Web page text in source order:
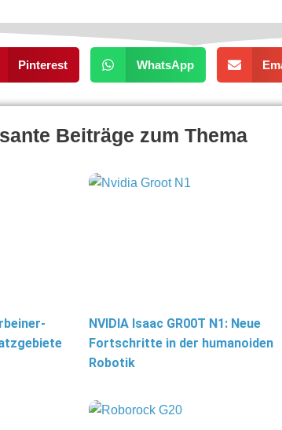
Pinterest WhatsApp
Beiträge zum Thema
NVIDIA Isaac GR00T N1: Neue
Fortschritte in der humanoiden
Robotik